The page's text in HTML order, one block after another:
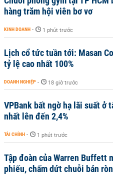
hàng trăm hội viên bơ vơ
KINH DOANH - 1 phút trước
Lịch cổ tức tuần tới: Masan
tỷ lệ cao nhất 100%
DOANH NGHIỆP - 18 giờ trước
VPBank bất ngờ hạ lãi suất ở
nhất lên đến 2,4%
TÀI CHÍNH - 1 phút trước
Tập đoàn của Warren Buffett
phiếu, chấm dứt chuỗi bán